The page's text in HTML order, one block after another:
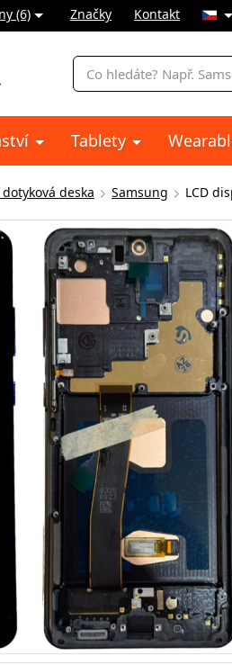
(6) Značky Kontakt
Vyhledávání
Tablety
dotyková deska Samsung LCD